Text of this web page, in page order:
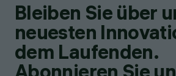
Bleiben Sie über
neuesten
dem Laufenden.